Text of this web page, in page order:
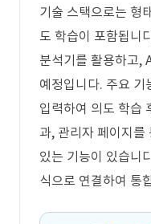
기술 스택으로는 형
도 학습이 포함됩니
분석기를 활용하고,
예정입니다. 주요 기
입력하여 의도 학습
과, 관리자 페이지를
있는 기능이 있습니
식으로 연결하여 통